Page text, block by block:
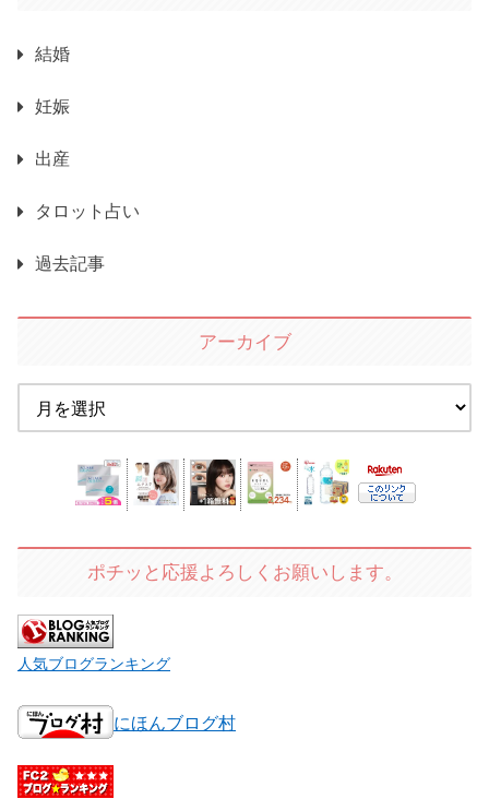
結婚
妊娠
出産
タロット占い
過去記事
アーカイブ
ポチッと応援よろしくお願いします。
人気ブログランキング
にほんブログ村